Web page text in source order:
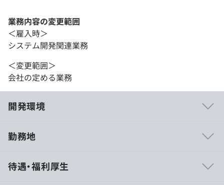
業務内容の変更範囲
＜雇入時＞
システム開発関連業務
＜変更範囲＞
会社の定める業務
開発環境
・チーム定例や合宿など社員が集まる機会も多いです。
勤務地
待遇・福利厚生